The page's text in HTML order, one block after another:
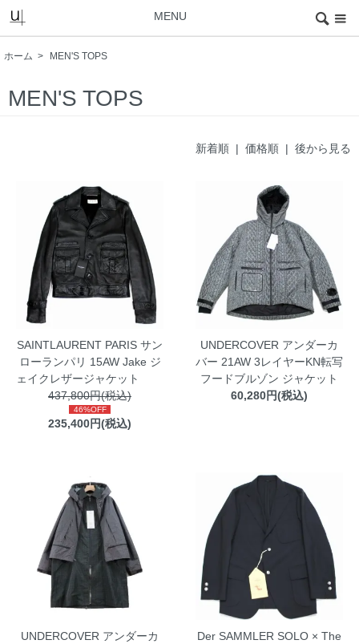
MENU
ホーム > MEN'S TOPS
MEN'S TOPS
新着順 | 価格順 | 後から見る
SAINTLAURENT PARIS サン
ローランパリ 15AW Jake ジ
ェイクレザージャケット
437,800円(税込)
46%OFF
235,400円(税込)
UNDERCOVER アンダーカ
バー 21AW 3レイヤーKN転写
フードブルゾン ジャケット
60,280円(税込)
UNDERCOVER アンダーカ
Der SAMMLER SOLO × The